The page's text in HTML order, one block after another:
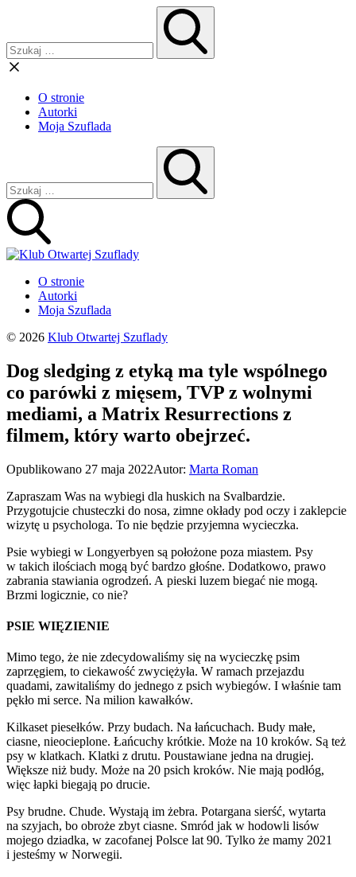
O stronie
Autorki
Moja Szuflada
O stronie
Autorki
Moja Szuflada
© 2026 Klub Otwartej Szuflady
Dog sledging z etyką ma tyle wspólnego
co parówki z mięsem, TVP z wolnymi
mediami, a Matrix Resurrections z
filmem, który warto obejrzeć.
Opublikowano 27 maja 2022Autor: Marta Roman
Zapraszam Was na wybiegi dla huskich na Svalbardzie.
Przygotujcie chusteczki do nosa, zimne okłady pod oczy i zaklepcie
wizytę u psychologa. To nie będzie przyjemna wycieczka.
Psie wybiegi w Longyerbyen są położone poza miastem. Psy
w takich ilościach mogą być bardzo głośne. Dodatkowo, prawo
zabrania stawiania ogrodzeń. A pieski luzem biegać nie mogą.
Brzmi logicznie, co nie?
PSIE WIĘZIENIE
Mimo tego, że nie zdecydowaliśmy się na wycieczkę psim
zaprzęgiem, to ciekawość zwyciężyła. W ramach przejazdu
quadami, zawitaliśmy do jednego z psich wybiegów. I właśnie tam
pękło mi serce. Na milion kawałków.
Kilkaset piesełków. Przy budach. Na łańcuchach. Budy małe,
ciasne, nieocieplone. Łańcuchy krótkie. Może na 10 kroków. Są też
psy w klatkach. Klatki z drutu. Poustawiane jedna na drugiej.
Większe niż budy. Może na 20 psich kroków. Nie mają podłóg,
więc łapki biegają po drucie.
Psy brudne. Chude. Wystają im żebra. Potargana sierść, wytarta
na szyjach, bo obroże zbyt ciasne. Smród jak w hodowli lisów
mojego dziadka, w zacofanej Polsce lat 90. Tylko że mamy 2021
i jesteśmy w Norwegii.